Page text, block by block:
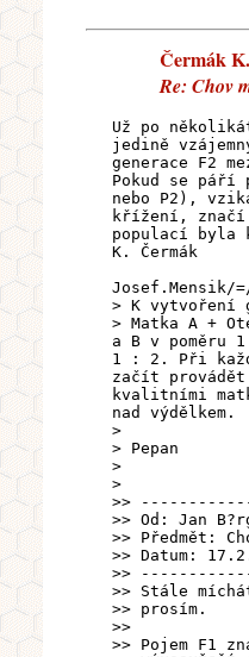
Čermák
Re: Chov
Už po
jedině
generace F2
Pokud se páří
nebo P2),
křížení, značí
populací byla
K. Čermák
Josef.Mensik/
> K vytvoření
> Matka A +
a B v poměru
1 : 2. Při
začít provádět
kvalitními
nad výdělkem.
>
> Pepan
>
>
>> ------------
>> Od: Jan
>> Předmět:
>> Datum:
>>
>> Stále
>> prosím.
>>
>> Pojem F1